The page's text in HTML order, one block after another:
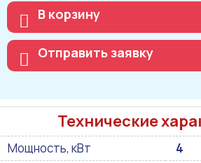
В корзину
Отправить заявку
Технические
Мощность, кВт
4